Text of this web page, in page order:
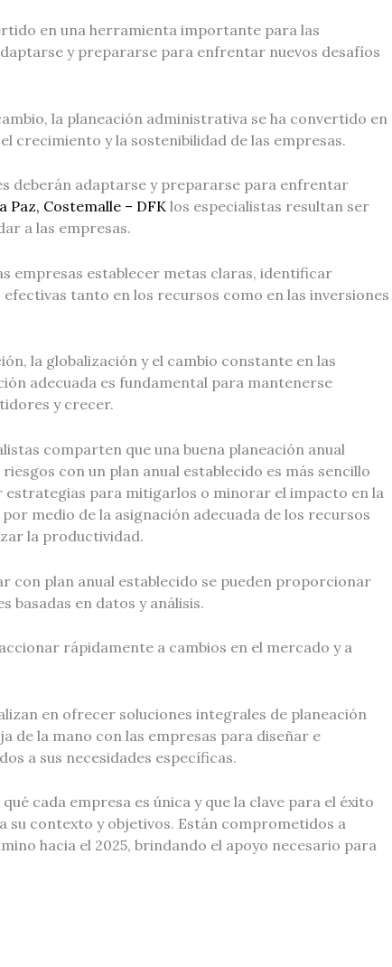
en una herramienta importante para las
y prepararse para enfrentar nuevos desafíos
la planeación administrativa se ha convertido en
crecimiento y la sostenibilidad de las empresas.
deberán adaptarse y prepararse para enfrentar
Paz, Costemalle – DFKlos especialistas resultan ser
a las empresas.
empresas establecer metas claras, identificar
tanto en los recursos como en las inversiones
la globalización y el cambio constante en las
adecuada es fundamental para mantenerse
y crecer.
comparten que una buena planeación anual
con un plan anual establecido es más sencillo
para mitigarlos o minorar el impacto en la
medio de la asignación adecuada de los recursos
la productividad.
con plan anual establecido se pueden proporcionar
basadas en datos y análisis.
rápidamente a cambios en el mercado y a
en ofrecer soluciones integrales de planeación
de la mano con las empresas para diseñar e
a sus necesidades específicas.
cada empresa es única y que la clave para el éxito
su contexto y objetivos. Están comprometidos a
hacia el 2025, brindando el apoyo necesario para